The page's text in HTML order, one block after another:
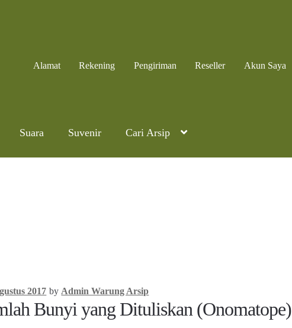
Alamat Rekening Pengiriman Reseller Akun Saya
Suara Suvenir Cari Arsip
2017 by Admin Warung Arsip
Bunyi yang Dituliskan (Onomatope)